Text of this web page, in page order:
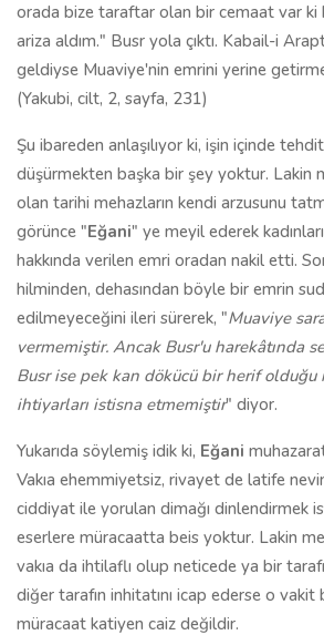
orada bize taraftar olan bir cemaat var ki
ariza aldım." Busr yola çıktı. Kabail-i
geldiyse Muaviye'nin emrini yerine
(Yakubi, cilt, 2, sayfa, 231)
Şu ibareden anlaşılıyor ki, işin içinde
düşürmekten başka bir şey yoktur. Lakin
olan tarihi mehazların kendi arzusunu
görünce "Eğani" ye meyil ederek
hakkında verilen emri oradan nakil etti.
hilminden, dehasından böyle bir emrin
edilmeyeceğini ileri sürerek, "Muaviye
vermemiştir. Ancak Busr'u harekâtında
Busr ise pek kan dökücü bir herif olduğu
ihtiyarları istisna etmemiştir" diyor.
Yukarıda söylemiş idik ki, Eğani
Vakıa ehemmiyetsiz, rivayet de latife
ciddiyat ile yorulan dimağı dinlendirmek
eserlere müracaatta beis yoktur. Lakin
vakıa da ihtilaflı olup neticede ya bir
diğer tarafın inhitatını icap ederse o
müracaat katiyen caiz değildir.